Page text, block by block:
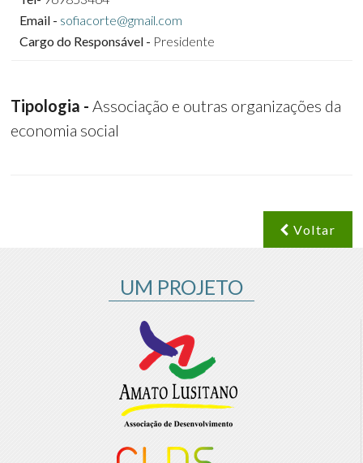
Email - sofiacorte@gmail.com
Cargo do Responsável - Presidente
Tipologia - Associação e outras organizações da
economia social
Voltar
UM PROJETO